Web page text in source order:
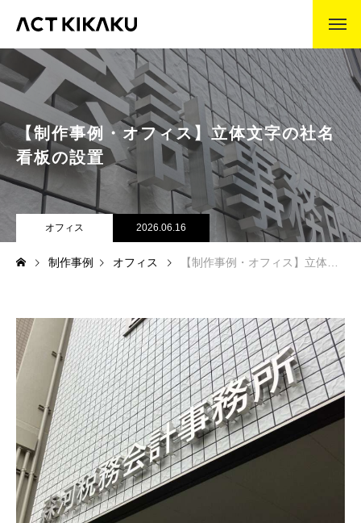
ABOUT アクト企画とは
企業理念
代表挨拶
会社沿革
事業内容
製作の流れ
COMPANY 会社情報
RECRUIT 採用情報
CONTACT お問い合わせ
【制作事例・オフィス】立体文字の社名
看板の設置
オフィス 2026.06.16
制作事例 オフィス 【制作事例・オフィス】立体文字の社名看板の設置